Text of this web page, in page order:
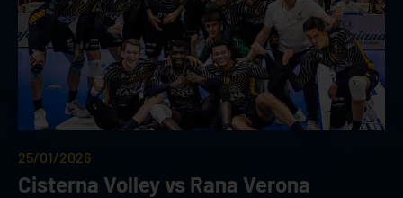
25/01/2026
Cisterna Volley vs Rana Verona